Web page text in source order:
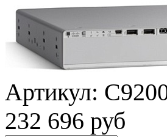
Артикул:
232 696 руб